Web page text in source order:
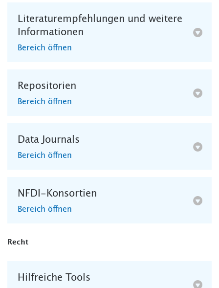
Literaturempfehlungen und weitere
Informationen
Bereich öffnen
Repositorien
Bereich öffnen
Data Journals
Bereich öffnen
NFDI-Konsortien
Bereich öffnen
Recht
Hilfreiche Tools